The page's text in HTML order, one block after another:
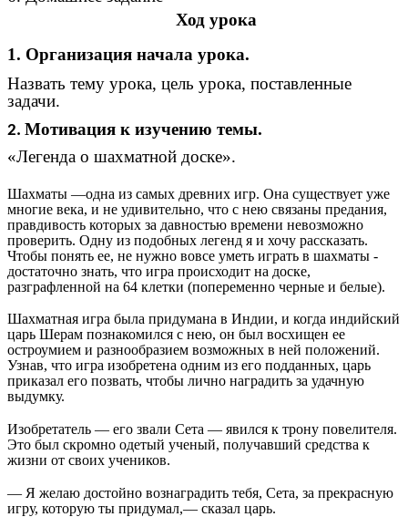
Ход урока
1. Организация начала урока.
Назвать тему урока, цель урока, поставленные
задачи.
2. Мотивация к изучению темы.
«Легенда о шахматной доске».
Шахматы —одна из самых древних игр. Она существует уже
многие века, и не удивительно, что с нею связаны предания,
правдивость которых за давностью времени невозможно
проверить. Одну из подобных легенд я и хочу рассказать.
Чтобы понять ее, не нужно вовсе уметь играть в шахматы -
достаточно знать, что игра происходит на доске,
разграфленной на 64 клетки (попеременно черные и белые).
Шахматная игра была придумана в Индии, и когда индийский
царь Шерам познакомился с нею, он был восхищен ее
остроумием и разнообразием возможных в ней положений.
Узнав, что игра изобретена одним из его подданных, царь
приказал его позвать, чтобы лично наградить за удачную
выдумку.
Изобретатель — его звали Сета — явился к трону повелителя.
Это был скромно одетый ученый, получавший средства к
жизни от своих учеников.
— Я желаю достойно вознаградить тебя, Сета, за прекрасную
игру, которую ты придумал,— сказал царь.